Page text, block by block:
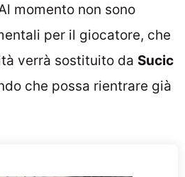
momento non sono
per il giocatore, che
verrà sostituito da Sucic
che possa rientrare già